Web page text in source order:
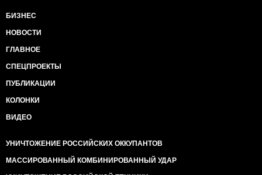
БИЗНЕС
НОВОСТИ
ГЛАВНОЕ
СПЕЦПРОЕКТЫ
ПУБЛИКАЦИИ
КОЛОНКИ
ВИДЕО
УНИЧТОЖЕНИЕ РОССИЙСКИХ ОККУПАНТОВ
МАССИРОВАННЫЙ КОМБИНИРОВАННЫЙ УДАР